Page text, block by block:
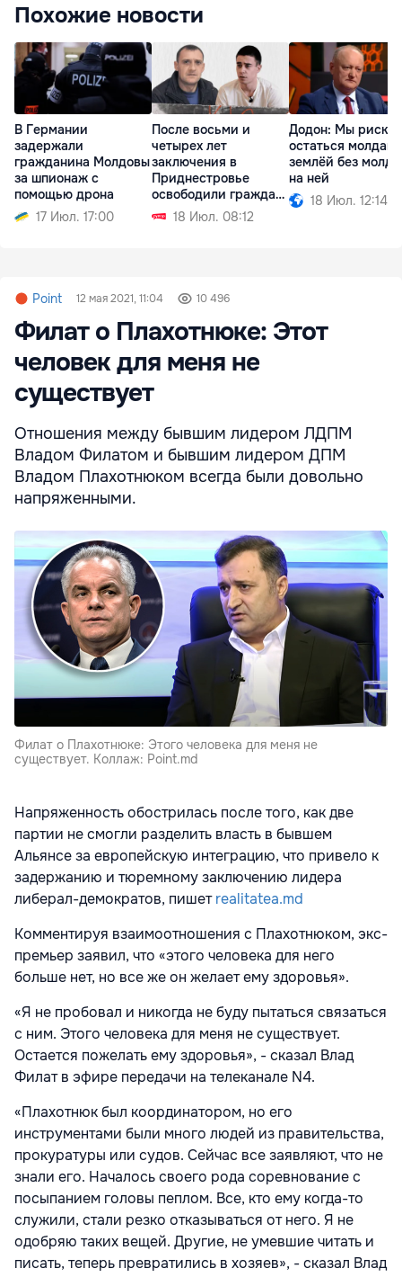
Похожие новости
В Германии
задержали
гражданина Молдовы
за шпионаж с
помощью дрона
17 Июл. 17:00
После восьми и
четырех лет
заключения в
Приднестровье
освободили граждан
Молдовы
18 Июл. 08:12
Додон: Мы
остаться
землёй без
на ней
18 Июл. 12:14
Point 12 мая 2021, 11:04 10 496
Филат о Плахотнюке: Этот
человек для меня не
существует
Отношения между бывшим лидером ЛДПМ
Владом Филатом и бывшим лидером ДПМ
Владом Плахотнюком всегда были довольно
напряженными.
Филат о Плахотнюке: Этого человека для меня не
существует. Коллаж: Point.md
Напряженность обострилась после того, как две
партии не смогли разделить власть в бывшем
Альянсе за европейскую интеграцию, что привело к
задержанию и тюремному заключению лидера
либерал-демократов, пишетrealitatea.md
Комментируя взаимоотношения с Плахотнюком, экс-
премьер заявил, что «этого человека для него
больше нет, но все же он желает ему здоровья».
«Я не пробовал и никогда не буду пытаться связаться
с ним. Этого человека для меня не существует.
Остается пожелать ему здоровья», - сказал Влад
Филат в эфире передачи на телеканале N4.
«Плахотнюк был координатором, но его
инструментами были много людей из правительства,
прокуратуры или судов. Сейчас все заявляют, что не
знали его. Началось своего рода соревнование с
посыпанием головы пеплом. Все, кто ему когда-то
служили, стали резко отказываться от него. Я не
одобряю таких вещей. Другие, не умевшие читать и
писать, теперь превратились в хозяев», - сказал Влад